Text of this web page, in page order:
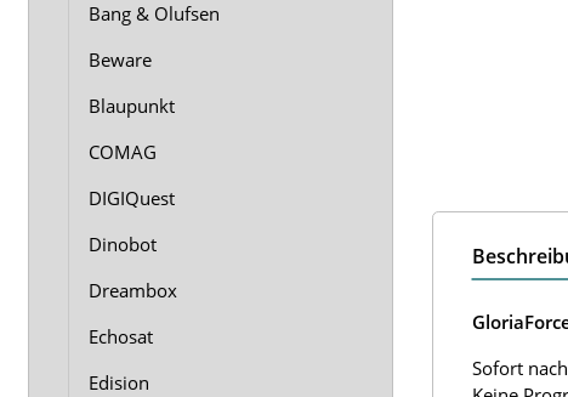
Sofort
Bang & Olufsen
Beware
Blaupunkt
COMAG
DIGIQuest
Dinobot
Dreambox
Echosat
Edision